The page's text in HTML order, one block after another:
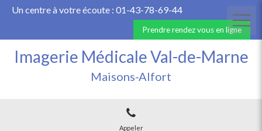
Un centre à votre écoute : 01-43-78-69-44
Prendre rendez vous en ligne
Imagerie Médicale Val-de-Marne
Maisons-Alfort
Appeler